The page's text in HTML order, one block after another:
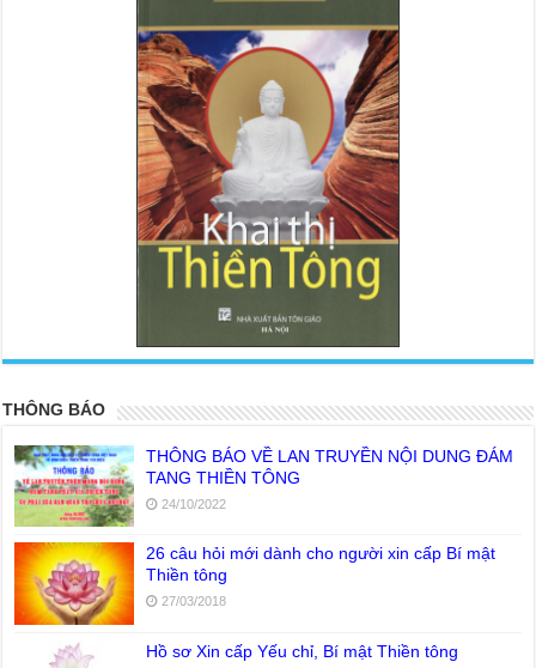
THÔNG BÁO
THÔNG BÁO VỀ LAN TRUYỀN NỘI DUNG ĐÁM
TANG THIỀN TÔNG
24/10/2022
26 câu hỏi mới dành cho người xin cấp Bí mật
Thiền tông
27/03/2018
Hồ sơ Xin cấp Yếu chỉ, Bí mật Thiền tông